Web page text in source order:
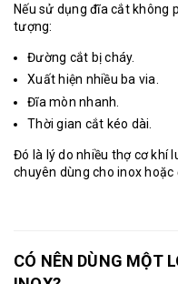
Nếu sử dụng đĩa cắt không
tượng:
Đường cắt bị cháy.
Xuất hiện nhiều ba via.
Đĩa mòn nhanh.
Thời gian cắt kéo dài.
Đó là lý do nhiều thợ cơ khí
chuyên dùng cho inox
CÓ NÊN DÙNG MỘT